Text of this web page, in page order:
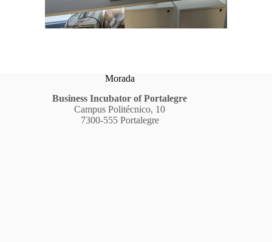
Morada
Business Incubator of Portalegre
Campus Politécnico, 10
7300-555 Portalegre